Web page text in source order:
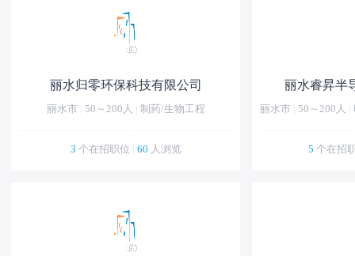
丽水归零环保科技有限公司
丽水市 50～200人 制药/生物工程
3 个在招职位 60 人浏览
丽水睿昇半
丽水市 50～200人
5 个在招